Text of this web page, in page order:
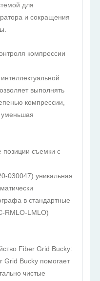
для
и сокращения
компрессии
выполнять
компрессии,
уменьшая
позиции съемки с
030047) уникальная
в стандартные
RMLO-LMLO)
Fiber Grid Bucky:
Bucky помогает
чистые